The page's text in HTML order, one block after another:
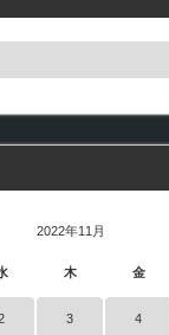
2022年11月
木 金
3 4